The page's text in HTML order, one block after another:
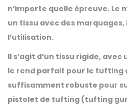
n’importe quelle épreuve. Le
un tissu avec des
l’utilisation.
Il s’agit d’un tissu rigide,
le rend parfait pour le tufting
suffisamment robuste pour
pistolet de tufting (tufting